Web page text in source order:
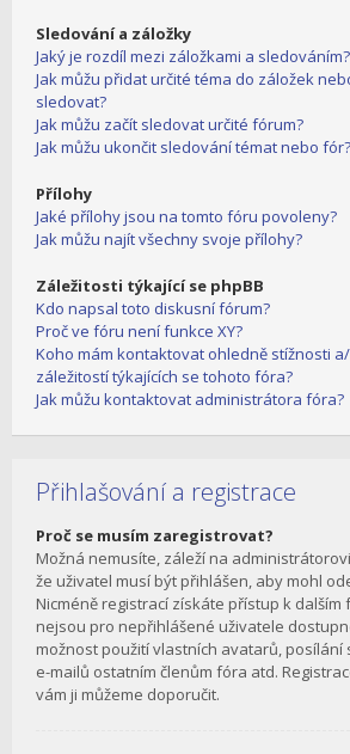
Sledování a záložky
Jaký je rozdíl mezi záložkami a sledováním?
Jak můžu přidat určité téma do záložek
sledovat?
Jak můžu začít sledovat určité fórum?
Jak můžu ukončit sledování témat nebo fór?
Přílohy
Jaké přílohy jsou na tomto fóru povoleny?
Jak můžu najít všechny svoje přílohy?
Záležitosti týkající se phpBB
Kdo napsal toto diskusní fórum?
Proč ve fóru není funkce XY?
Koho mám kontaktovat ohledně stížnosti
záležitostí týkajících se tohoto fóra?
Jak můžu kontaktovat administrátora fóra?
Přihlašování a registrace
Proč se musím zaregistrovat?
Možná nemusíte, záleží na
že uživatel musí být přihlášen, aby mohl
Nicméně registrací získáte přístup k dalším
nejsou pro nepřihlášené uživatele
možnost použití vlastních avatarů, posílání
e-mailů ostatním členům fóra atd.
vám ji můžeme doporučit.